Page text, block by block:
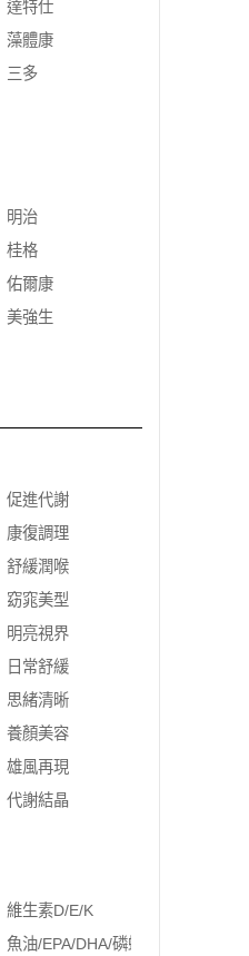
達特仕
藻體康
三多
明治
桂格
佑爾康
美強生
促進代謝
康復調理
舒緩潤喉
窈窕美型
明亮視界
日常舒緩
思緒清晰
養顏美容
雄風再現
代謝結晶
維生素D/E/K
魚油/EPA/DHA/磷蝦油